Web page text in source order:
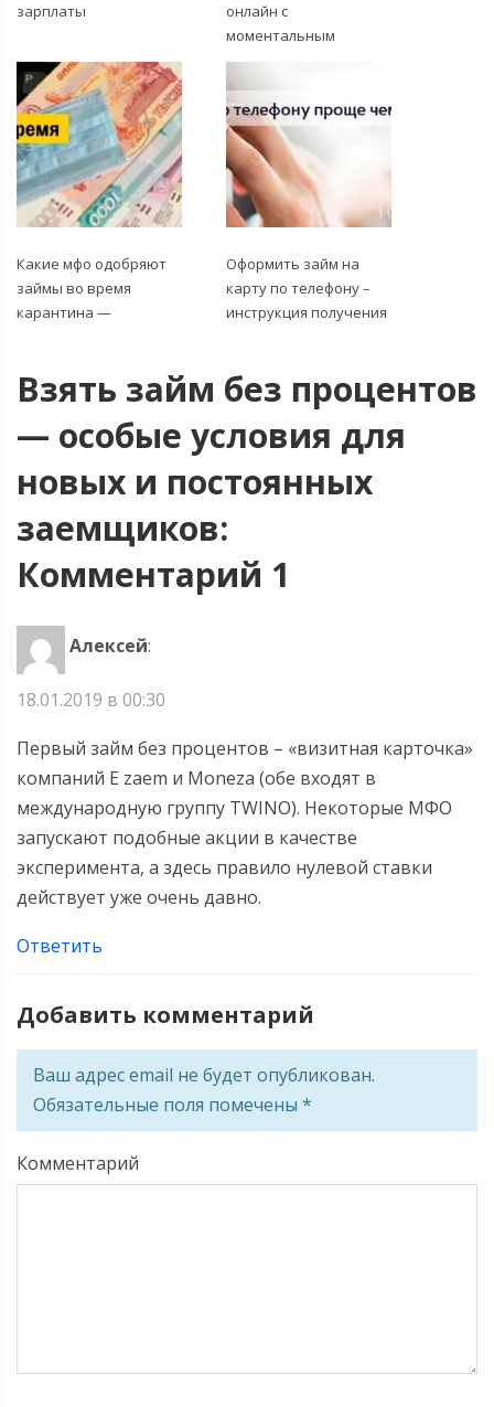
зарплаты
онлайн с
моментальным
решением без справок
на карту или счет
Какие мфо одобряют
займы во время
карантина —
Оформить займ на
карту по телефону –
инструкция получения
Взять займ без процентов
— особые условия для
новых и постоянных
заемщиков:
Комментарий 1
Алексей:
18.01.2019 в 00:30
Первый займ без процентов – «визитная карточка»
компаний E zaem и Moneza (обе входят в
международную группу TWINO). Некоторые МФО
запускают подобные акции в качестве
эксперимента, а здесь правило нулевой ставки
действует уже очень давно.
Ответить
Добавить комментарий
Ваш адрес email не будет опубликован.
Обязательные поля помечены *
Комментарий